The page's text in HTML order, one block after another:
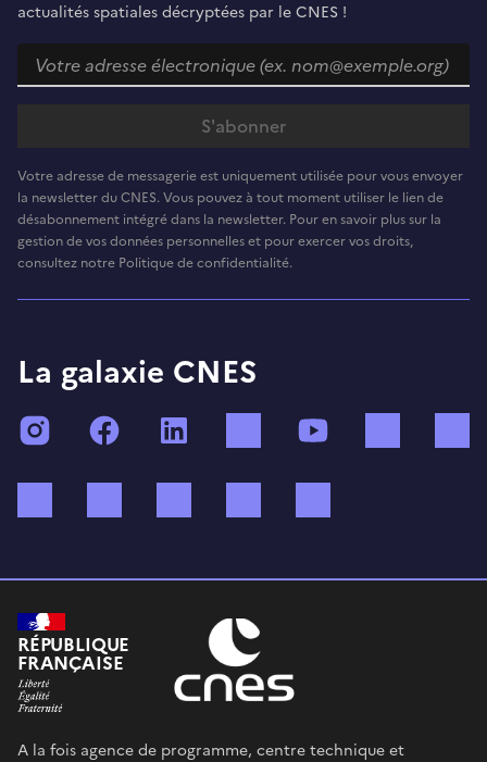
actualités spatiales décryptées par le CNES !
Votre adresse de messagerie est uniquement utilisée pour vous envoyer
la newsletter du CNES. Vous pouvez à tout moment utiliser le lien de
désabonnement intégré dans la newsletter. Pour en savoir plus sur la
gestion de vos données personnelles et pour exercer vos droits,
consultez notre Politique de confidentialité.
La galaxie CNES
InstagramFacebook TikTok
RÉPUBLIQUE
FRANÇAISE
A la fois agence de programme, centre technique et